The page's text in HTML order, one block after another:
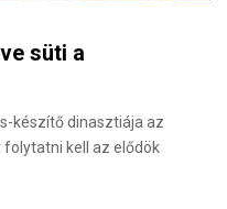
süti a
készítő dinasztiája az
folytatni kell az elődök